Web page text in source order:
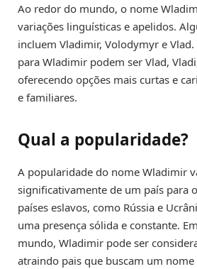
Ao redor do mundo, o nome
variações linguísticas e apelidos.
incluem Vladimir, Volodymyr e
para Wladimir podem ser Vlad,
oferecendo opções mais curtas e
e familiares.
Qual a popularidade?
A popularidade do nome Wladimir
significativamente de um país para
países eslavos, como Rússia e
uma presença sólida e constante.
mundo, Wladimir pode ser
atraindo pais que buscam um